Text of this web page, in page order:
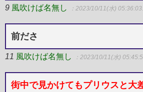
9 風吹けば名無し ：2023/10/11(水)
前ださ
11 風吹けば名無し ：2023/10/11(水)
街中で見かけてもプリウスと大